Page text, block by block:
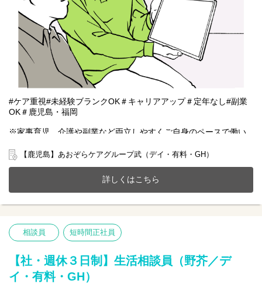
#ケア重視#未経験ブランクOK＃キャリアアップ＃定年なし#副業
OK＃鹿児島・福岡
※家事育児、介護や副業など両立しやすくご自身のペースで働い
鹿児島市武にある有料老人ホーム(定員6名)とデイサービス(定員15
名)、共同生活援助(GH定員4名)が一体となったホームで一緒に働
20～70代まで幅広い年齢層の方が活躍中です。
今までのご経験やスキルを当社で発揮して頂ける方を募集してい
【仕事内容】相談業務全般 ※夜勤は希望者のみ
〇入所退所手続
〇介助サポートなど
※初めての方は先輩が丁寧にサポートしますのでご安心ください
【鹿児島】あおぞらケアグループ武（デイ・有料・GH）
詳しくはこちら
相談員 短時間正社員
【社・週休３日制】生活相談員（野芥／デ
イ・有料・GH）